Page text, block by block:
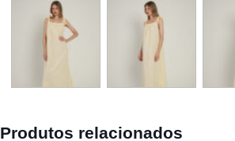
Produtos relacionados